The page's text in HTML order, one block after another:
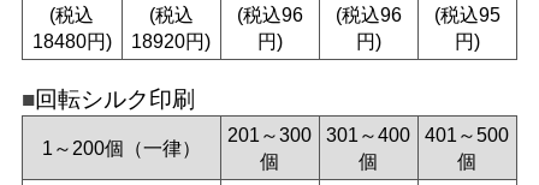
(税込
18480円)
(税込
18920円)
(税込96
円)
(税込96
円)
(税込95
円)
回転シルク印刷
1～200個（一律）
201～300
個
301～400
個
401～500
個